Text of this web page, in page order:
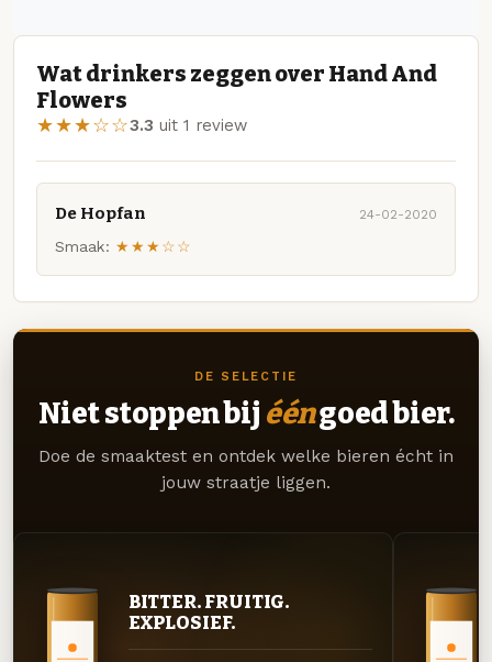
Wat drinkers zeggen over Hand And
Flowers
★★★☆☆3.3 uit 1 review
De Hopfan 24-02-2020
Smaak: ★★★☆☆
DE SELECTIE
Niet stoppen bij ééngoed bier.
Doe de smaaktest en ontdek welke bieren écht in
jouw straatje liggen.
BITTER. FRUITIG.
EXPLOSIEF.